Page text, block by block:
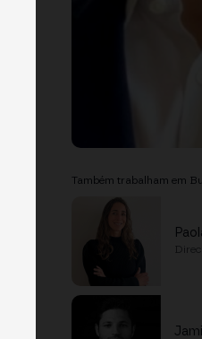
Também trabalham em